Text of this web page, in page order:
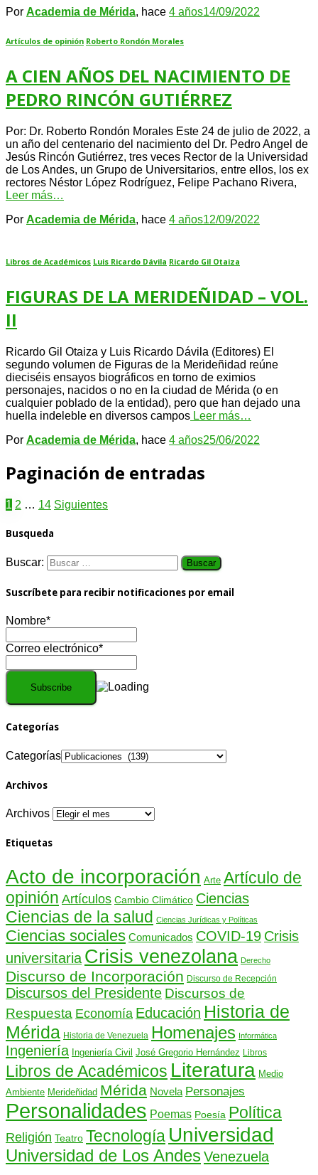
Por Academia de Mérida, hace 4 años14/09/2022
Artículos de opinión Roberto Rondón Morales
A CIEN AÑOS DEL NACIMIENTO DE
PEDRO RINCÓN GUTIÉRREZ
Por: Dr. Roberto Rondón Morales Este 24 de julio de 2022, a
un año del centenario del nacimiento del Dr. Pedro Angel de
Jesús Rincón Gutiérrez, tres veces Rector de la Universidad
de Los Andes, un Grupo de Universitarios, entre ellos, los ex
rectores Néstor López Rodríguez, Felipe Pachano Rivera,
Leer más…
Por Academia de Mérida, hace 4 años12/09/2022
Libros de Académicos Luis Ricardo Dávila Ricardo Gil Otaiza
FIGURAS DE LA MERIDEÑIDAD – VOL.
II
Ricardo Gil Otaiza y Luis Ricardo Dávila (Editores) El
segundo volumen de Figuras de la Merideñidad reúne
dieciséis ensayos biográficos en torno de eximios
personajes, nacidos o no en la ciudad de Mérida (o en
cualquier poblado de la entidad), pero que han dejado una
huella indeleble en diversos campos Leer más…
Por Academia de Mérida, hace 4 años25/06/2022
Paginación de entradas
1 2 … 14 Siguientes
Busqueda
Buscar:
Suscríbete para recibir notificaciones por email
Nombre*
Correo electrónico*
Categorías
Categorías
Archivos
Archivos
Etiquetas
Acto de incorporación Arte Artículo de
opinión Artículos Cambio Climático Ciencias
Ciencias de la salud Ciencias Jurídicas y Políticas
Ciencias sociales Comunicados COVID-19 Crisis
universitaria Crisis venezolana Derecho
Discurso de Incorporación Discurso de Recepción
Discursos del Presidente Discursos de
Respuesta Economía Educación Historia de
Mérida Historia de Venezuela Homenajes Informática
Ingeniería Ingeniería Civil José Gregorio Hernández Libros
Libros de Académicos Literatura Medio
Ambiente Merideñidad Mérida Novela Personajes
Personalidades Poemas Poesía Política
Religión Teatro Tecnología Universidad
Universidad de Los AndesVenezuela